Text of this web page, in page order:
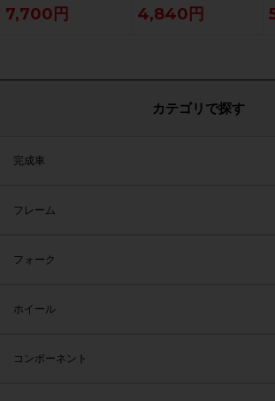
7,700円 4,840円
カテゴリで探す
完成車
フレーム
フォーク
ホイール
コンポーネント